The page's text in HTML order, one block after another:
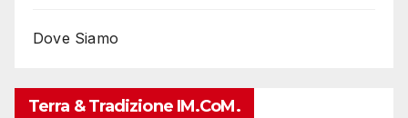
Dove Siamo
Terra & Tradizione IM.coM.